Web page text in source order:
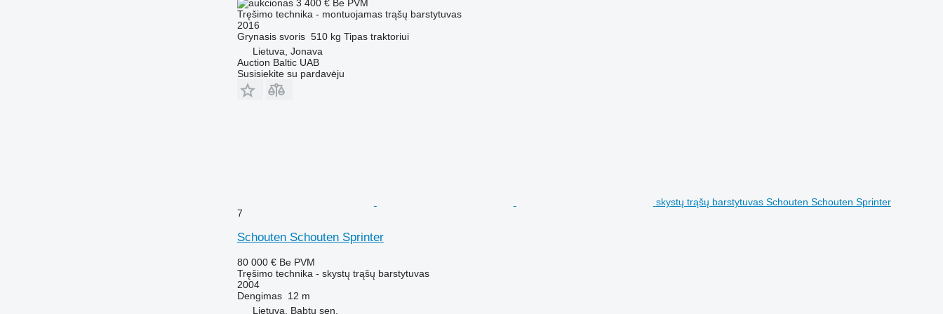
3 400 € Be PVM
Tręšimo technika - montuojamas trąšų barstytuvas
2016
Grynasis svoris 510 kg Tipas traktoriui
Lietuva, Jonava
Auction Baltic UAB
Susisiekite su pardavėju
skystų trąšų barstytuvas Schouten Schouten Sprinter
7
Schouten Schouten Sprinter
80 000 € Be PVM
Tręšimo technika - skystų trąšų barstytuvas
2004
Dengimas 12 m
Lietuva, Babtų sen.